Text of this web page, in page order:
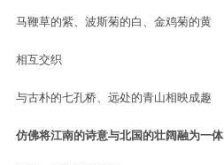
马鞭草的紫、波斯菊的白、金鸡菊的黄
相互交织
与古朴的七孔桥、远处的青山相映成趣
仿佛将江南的诗意与北国的壮阔融为一体